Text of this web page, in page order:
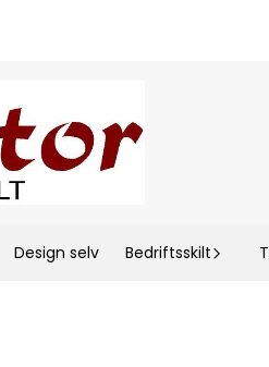
Design selv Bedriftsskilt